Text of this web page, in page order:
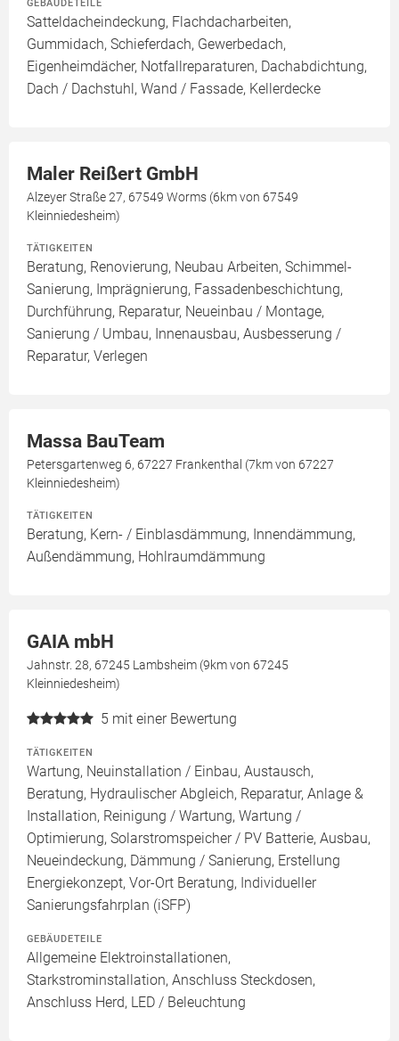
GEBÄUDETEILE
Satteldacheindeckung, Flachdacharbeiten,
Gummidach, Schieferdach, Gewerbedach,
Eigenheimdächer, Notfallreparaturen, Dachabdichtung,
Dach / Dachstuhl, Wand / Fassade, Kellerdecke
Maler Reißert GmbH
Alzeyer Straße 27, 67549 Worms (6km von 67549
Kleinniedesheim)
TÄTIGKEITEN
Beratung, Renovierung, Neubau Arbeiten, Schimmel-
Sanierung, Imprägnierung, Fassadenbeschichtung,
Durchführung, Reparatur, Neueinbau / Montage,
Sanierung / Umbau, Innenausbau, Ausbesserung /
Reparatur, Verlegen
Massa BauTeam
Petersgartenweg 6, 67227 Frankenthal (7km von 67227
Kleinniedesheim)
TÄTIGKEITEN
Beratung, Kern- / Einblasdämmung, Innendämmung,
Außendämmung, Hohlraumdämmung
GAIA mbH
Jahnstr. 28, 67245 Lambsheim (9km von 67245
Kleinniedesheim)
5 mit einer Bewertung
TÄTIGKEITEN
Wartung, Neuinstallation / Einbau, Austausch,
Beratung, Hydraulischer Abgleich, Reparatur, Anlage &
Installation, Reinigung / Wartung, Wartung /
Optimierung, Solarstromspeicher / PV Batterie, Ausbau,
Neueindeckung, Dämmung / Sanierung, Erstellung
Energiekonzept, Vor-Ort Beratung, Individueller
Sanierungsfahrplan (iSFP)
GEBÄUDETEILE
Allgemeine Elektroinstallationen,
Starkstrominstallation, Anschluss Steckdosen,
Anschluss Herd, LED / Beleuchtung